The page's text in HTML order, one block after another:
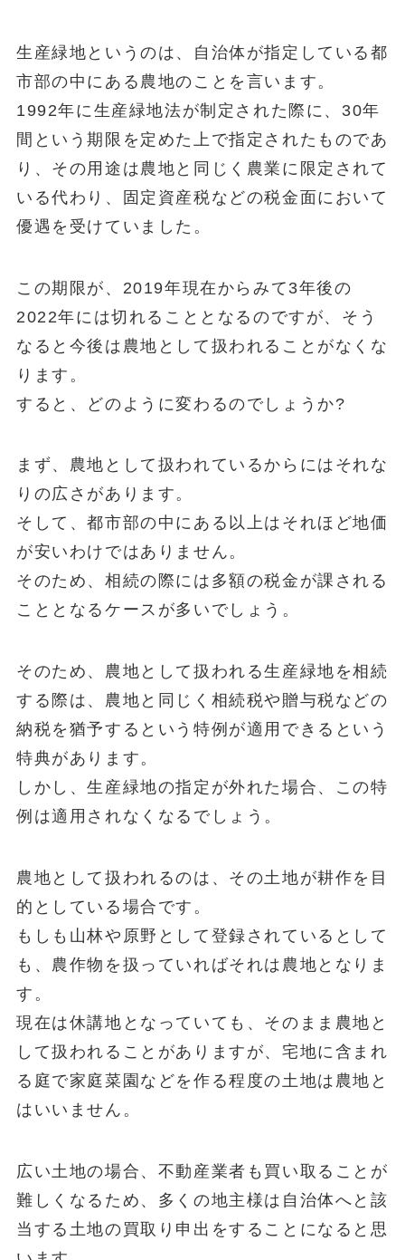
生産緑地というのは、自治体が指定している都
市部の中にある農地のことを言います。
1992年に生産緑地法が制定された際に、30年
間という期限を定めた上で指定されたものであ
り、その用途は農地と同じく農業に限定されて
いる代わり、固定資産税などの税金面において
優遇を受けていました。
この期限が、2019年現在からみて3年後の
2022年には切れることとなるのですが、そう
なると今後は農地として扱われることがなくな
ります。
すると、どのように変わるのでしょうか?
まず、農地として扱われているからにはそれな
りの広さがあります。
そして、都市部の中にある以上はそれほど地価
が安いわけではありません。
そのため、相続の際には多額の税金が課される
こととなるケースが多いでしょう。
そのため、農地として扱われる生産緑地を相続
する際は、農地と同じく相続税や贈与税などの
納税を猶予するという特例が適用できるという
特典があります。
しかし、生産緑地の指定が外れた場合、この特
例は適用されなくなるでしょう。
農地として扱われるのは、その土地が耕作を目
的としている場合です。
もしも山林や原野として登録されているとして
も、農作物を扱っていればそれは農地となりま
す。
現在は休講地となっていても、そのまま農地と
して扱われることがありますが、宅地に含まれ
る庭で家庭菜園などを作る程度の土地は農地と
はいいません。
広い土地の場合、不動産業者も買い取ることが
難しくなるため、多くの地主様は自治体へと該
当する土地の買取り申出をすることになると思